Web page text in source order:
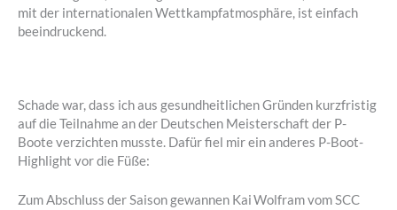
mit der internationalen Wettkampfatmosphäre, ist einfach
beeindruckend.
Schade war, dass ich aus gesundheitlichen Gründen kurzfristig
auf die Teilnahme an der Deutschen Meisterschaft der P-
Boote verzichten musste. Dafür fiel mir ein anderes P-Boot-
Highlight vor die Füße:
Zum Abschluss der Saison gewannen Kai Wolfram vom SCC